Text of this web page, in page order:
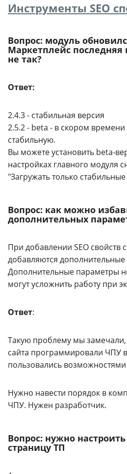
Инструменты SEO
Вопрос: модуль
Маркетплейс последняя
не так?
Ответ:
2.4.3 - стабильная версия
2.5.2 - beta - в скором
стабильную.
Вы можете установить beta-
настройках главного модуля
"Загружать только
Вопрос: как можно
дополнительных
При добавлении SEO свойств
добавляются
Дополнительные параметры
могут усложнить работу при
Ответ:
Такую проблему мы замечали,
сайта программировали ЧПУ
пользовались возможностями
Нужно навести порядок в
ЧПУ. Нужен разработчик.
Вопрос: нужно
страницу ТП